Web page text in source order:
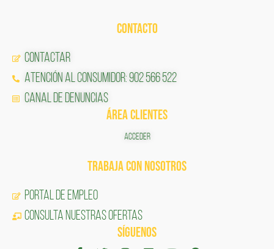
CONTACTO
Contactar
Atención al Consumidor: 902 566 522
Canal de Denuncias
ÁREA CLIENTES
ACCEDER
TRABAJA CON NOSOTROS
Portal de Empleo
CONSULTA NUESTRAS OFERTAS
SÍGUENOS